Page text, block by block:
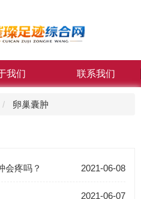
我们 联系我们
卵巢囊肿
会疼吗？ 2021-06-08
2021-06-07